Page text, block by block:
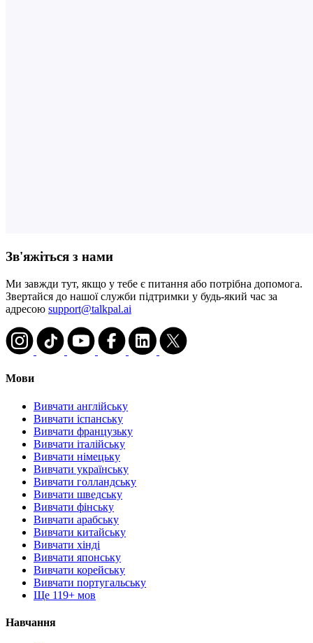
Зв'яжіться з нами
Ми завжди тут, якщо у тебе є питання або потрібна допомога.
Звертайся до нашої служби підтримки у будь-який час за
адресою support@talkpal.ai
Мови
Вивчати англійську
Вивчати іспанську
Вивчати французьку
Вивчати італійську
Вивчати німецьку
Вивчати українську
Вивчати голландську
Вивчати шведську
Вивчати фінську
Вивчати арабську
Вивчати китайську
Вивчати хінді
Вивчати японську
Вивчати корейську
Вивчати португальську
Ще 119+ мов
Навчання